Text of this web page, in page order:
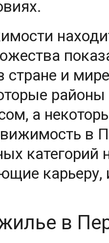
стране и
а
в
в